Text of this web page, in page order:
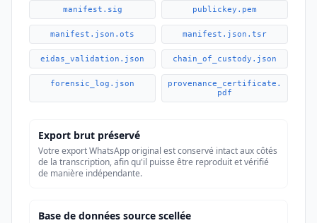
manifest.sig publickey.pem
manifest.json.ots manifest.json.tsr
eidas_validation.json chain_of_custody.json
forensic_log.json
provenance_certificate.
pdf
Export brut préservé
Votre export WhatsApp original est conservé intact aux côtés
de la transcription, afin qu'il puisse être reproduit et vérifié
de manière indépendante.
Base de données source scellée